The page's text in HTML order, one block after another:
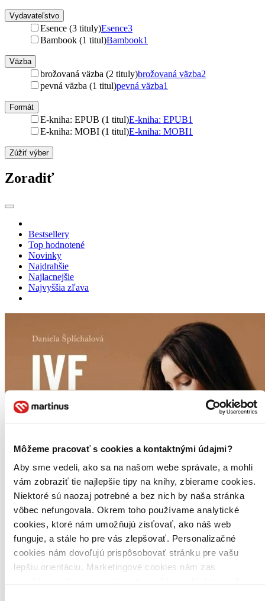
Môžeme pracovať s cookies a kontaktnými údajmi?
Aby sme vedeli, ako sa na našom webe správate, a mohli
vám zobraziť tie najlepšie tipy na knihy, zbierame cookies.
Niektoré sú naozaj potrebné a bez nich by naša stránka
vôbec nefungovala. Okrem toho používame analytické
cookies, ktoré nám umožňujú zisťovať, ako náš web
funguje, a stále ho pre vás zlepšovať. Personalizačné
cookies nám dovoľujú prispôsobovať stránku pre vašu
lepšiu orientáciu. Marketingové cookies nám zas
Vydavateľstvo
Esence (3 tituly)Esence3
Bambook (1 titul)Bambook1
Väzba
brožovaná väzba (2 tituly)brožovaná väzba2
pevná väzba (1 titul)pevná väzba1
Formát
E-kniha: EPUB (1 titul)E-kniha: EPUB1
E-kniha: MOBI (1 titul)E-kniha: MOBI1
Zúžiť výber
Zoradiť
Bestsellery
Top hodnotené
Novinky
Najdrahšie
Najlacnejšie
Najvyššia zľava